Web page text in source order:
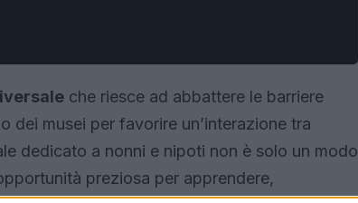
che riesce ad abbattere le barriere
dei musei per favorire un’interazione tra
dedicato a nonni e nipoti non è solo un modo
preziosa per apprendere,